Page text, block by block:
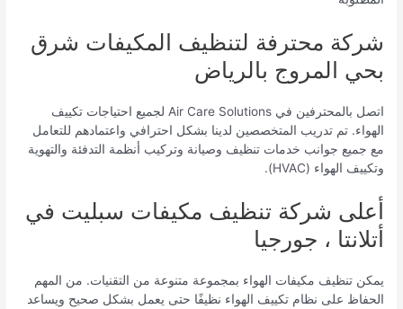
شركة محترفة لتنظيف المكيفات شرق
بحي المروج بالرياض
اتصل بالمحترفين في Air Care Solutions لجميع احتياجات تكييف
الهواء. تم تدريب المتخصصين لدينا بشكل احترافي واعتمادهم للتعامل
مع جميع جوانب خدمات تنظيف وصيانة وتركيب أنظمة التدفئة والتهوية
وتكييف الهواء (HVAC).
أعلى شركة تنظيف مكيفات سبليت في
أتلانتا ، جورجيا
يمكن تنظيف مكيفات الهواء بمجموعة متنوعة من التقنيات. من المهم
الحفاظ على نظام تكييف الهواء نظيفًا حتى يعمل بشكل صحيح ويساعد